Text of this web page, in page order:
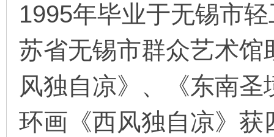
1995年毕业于无锡市
苏省无锡市群众艺术
风独自凉》、《东南
环画《西风独自凉》